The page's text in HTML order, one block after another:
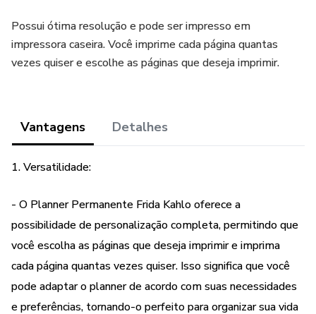
Possui ótima resolução e pode ser impresso em
impressora caseira. Você imprime cada página quantas
vezes quiser e escolhe as páginas que deseja imprimir.
Vantagens Detalhes
1. Versatilidade:
- O Planner Permanente Frida Kahlo oferece a
possibilidade de personalização completa, permitindo que
você escolha as páginas que deseja imprimir e imprima
cada página quantas vezes quiser. Isso significa que você
pode adaptar o planner de acordo com suas necessidades
e preferências, tornando-o perfeito para organizar sua vida